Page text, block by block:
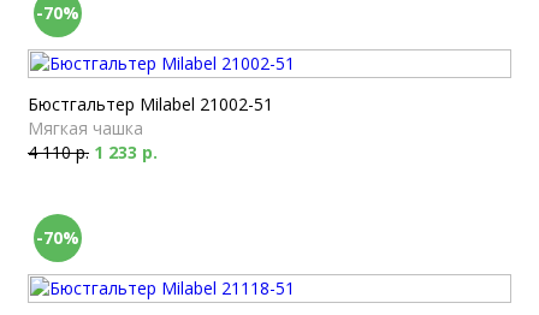
-70%
Бюстгальтер Milabel 21002-51
Мягкая чашка
4 110 р. 1 233 р.
-70%